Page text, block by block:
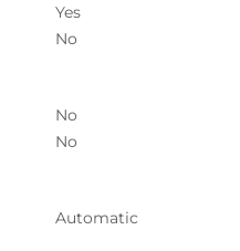
Yes
No
No
No
Automatic